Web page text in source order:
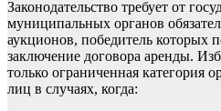
Законодательство требует от
муниципальных органов
аукционов, победитель которых
заключение договора аренды.
только ограниченная категория
лиц в случаях, когда: